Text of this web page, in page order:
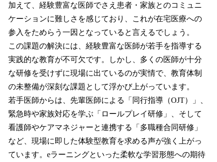
加えて、経験豊富な医師でさえ患者・家族とのコミュニ
ケーションに難しさを感じており、これが在宅医療への
参入をためらう一因となっていると言えるでしょう。
この課題の解決には、経験豊富な医師が若手を指導する
実践的な教育が不可欠です。しかし、多くの医師が十分
な研修を受けずに現場に出ているのが実情で、教育体制
の未整備が深刻な課題として浮かび上がっています。
若手医師からは、先輩医師による「同行指導（OJT）」、
緊急時や家族対応を学ぶ「ロールプレイ研修」、そして
看護師やケアマネジャーと連携する「多職種合同研修」
など、現場に即した体験型教育を求める声が強く上がっ
ています。eラーニングといった柔軟な学習形態への期待